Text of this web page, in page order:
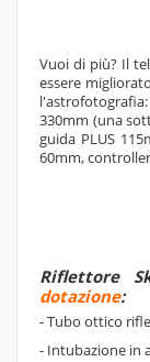
Vuoi di più? Il
essere
330mm (una
guida PLUS
60mm,
Riflettore
dotazione:
- Tubo ottico
- Intubazione in